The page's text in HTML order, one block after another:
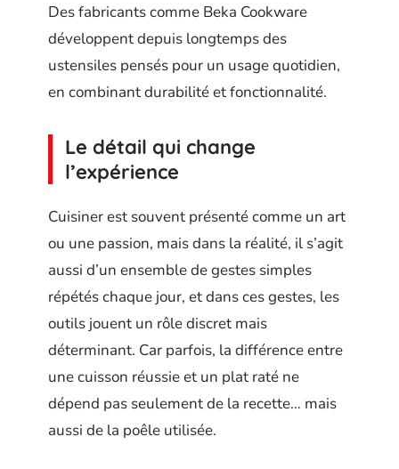
Des fabricants comme Beka Cookware
développent depuis longtemps des
ustensiles pensés pour un usage quotidien,
en combinant durabilité et fonctionnalité.
Le détail qui change
l’expérience
Cuisiner est souvent présenté comme un art
ou une passion, mais dans la réalité, il s’agit
aussi d’un ensemble de gestes simples
répétés chaque jour, et dans ces gestes, les
outils jouent un rôle discret mais
déterminant. Car parfois, la différence entre
une cuisson réussie et un plat raté ne
dépend pas seulement de la recette… mais
aussi de la poêle utilisée.